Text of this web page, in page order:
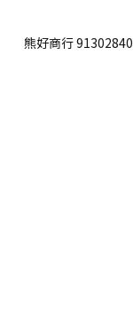
熊好商行 91302840